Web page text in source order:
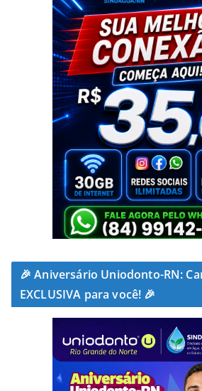
🎉 Aniversário Uniodonto-RN:
EXCLUSIVA para você! 🎉